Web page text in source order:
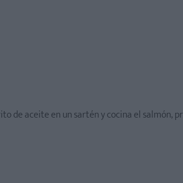
de aceite en un sartén y cocina el salmón,